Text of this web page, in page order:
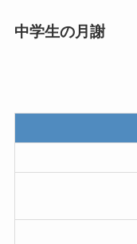
中学生の月謝